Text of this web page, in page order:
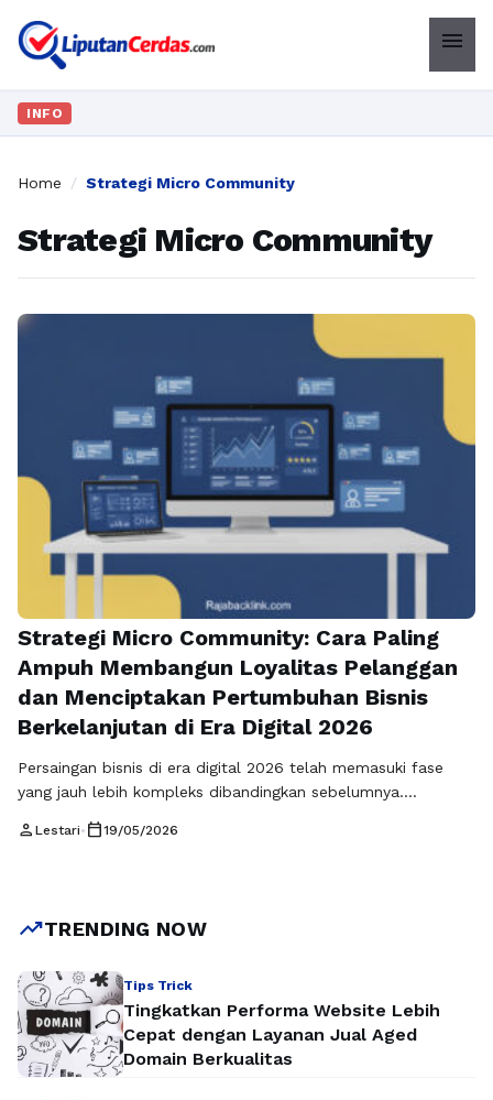
menu
INFO
Home / Strategi Micro Community
Strategi Micro Community
Strategi Micro Community: Cara Paling
Ampuh Membangun Loyalitas Pelanggan
dan Menciptakan Pertumbuhan Bisnis
Berkelanjutan di Era Digital 2026
Persaingan bisnis di era digital 2026 telah memasuki fase
yang jauh lebih kompleks dibandingkan sebelumnya.
berdasarkan harga atau kualitas, tetapi juga berdasarkan
Sebagai gantinya, Strategi Micro Community muncul …
person Lestari• calendar_today19/05/2026
trending_upTRENDING NOW
Tips Trick
Tingkatkan Performa Website Lebih
Cepat dengan Layanan Jual Aged
Domain Berkualitas